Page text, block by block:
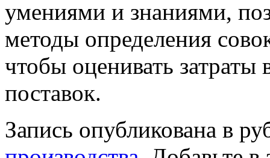
умениями и знаниями,
методы определения
чтобы оценивать
поставок.
Запись опубликована в